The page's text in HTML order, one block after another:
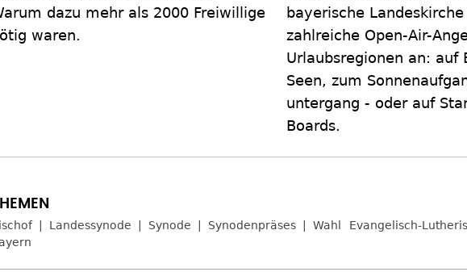
dazu mehr als 2000 Freiwillige
waren.
bayerische
zahlreiche Open-Air-
Urlaubsregionen an: auf
Seen, zum
untergang - oder auf
Boards.
Landessynode Synode Synodenpräses Wahl
Evangelisch-